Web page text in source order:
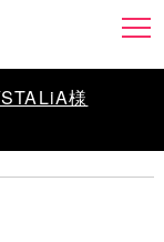
様